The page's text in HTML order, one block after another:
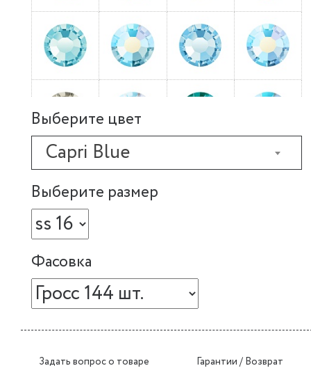
Выберите цвет
Capri Blue
Выберите размер
Фасовка
Задать вопрос о товаре Гарантии / Возврат